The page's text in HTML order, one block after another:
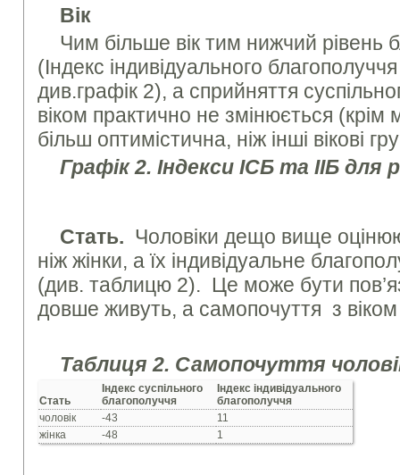
Вік
Чим більше вік тим нижчий рівень
(Індекс індивідуального
див.графік 2), а сприйняття
віком практично не змінюється (крім
більш оптимістична, ніж інші вікові
Графік 2. Індекси ІСБ та ІІБ для
Стать. Чоловіки дещо вище
ніж жінки, а їх індивідуальне
(див. таблицю 2). Це може бути
довше живуть, а самопочуття з віком
Таблиця 2. Самопочуття
Стать
Індекс суспільного
благополуччя
Індекс індивідуального
благополуччя
чоловік
-43
11
жінка
-48 1